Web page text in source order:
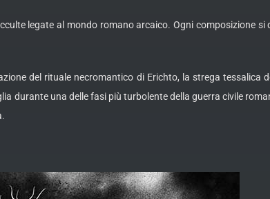
legate al mondo romano arcaico. Ogni composizione
del rituale necromantico di Erichto, la strega tessalica
durante una delle fasi più turbolente della guerra civile